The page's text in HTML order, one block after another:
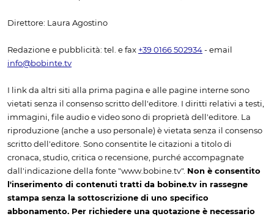
Direttore: Laura Agostino
Redazione e pubblicità: tel. e fax +39 0166 502934 - email
info@bobinte.tv
I link da altri siti alla prima pagina e alle pagine interne sono
vietati senza il consenso scritto dell'editore. I diritti relativi a testi,
immagini, file audio e video sono di proprietà dell'editore. La
riproduzione (anche a uso personale) è vietata senza il consenso
scritto dell'editore. Sono consentite le citazioni a titolo di
cronaca, studio, critica o recensione, purché accompagnate
dall'indicazione della fonte "www.bobine.tv". Non è consentito
l'inserimento di contenuti tratti da bobine.tv in rassegne
stampa senza la sottoscrizione di uno specifico
abbonamento. Per richiedere una quotazione è necessario